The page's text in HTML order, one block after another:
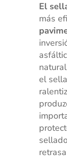
El
más
el